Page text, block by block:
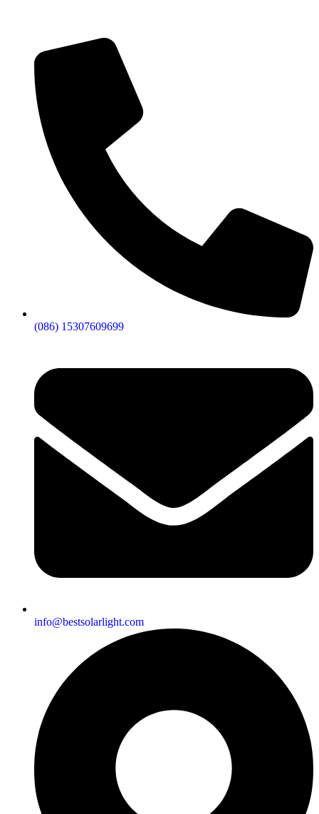
(086) 15307609699
info@bestsolarlight.com